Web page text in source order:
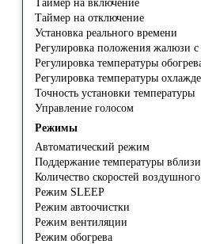
Таймер на включение
Таймер на отключение
Установка реального времени
Регулировка положения жалюзи с
Регулировка температуры
Регулировка температуры
Точность установки температуры
Управление голосом
Режимы
Автоматический режим
Поддержание температуры
Количество скоростей
Режим SLEEP
Режим автоочистки
Режим вентиляции
Режим обогрева